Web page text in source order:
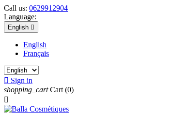
Call us: 0629912904
Language:
English 
English
Français
 Sign in
shopping_cart Cart (0)
